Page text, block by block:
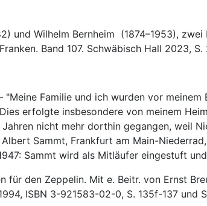
und Wilhelm Bernheim (1874–1953),
Band 107. Schwäbisch Hall 2023, S.
"Meine Familie und ich wurden vor
erfolgte insbesondere von meinem
nicht mehr dorthin gegangen, weil
Sammt, Frankfurt am Main-
Sammt wird als Mitläufer eingestuft
für den Zeppelin. Mit e. Beitr. von Ernst
ISBN 3-921583-02-0, S. 135f-137 und